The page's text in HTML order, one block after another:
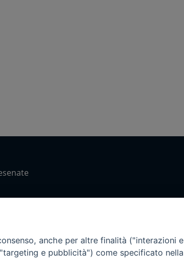
anche per altre finalità ("interazioni e
e pubblicità") come specificato nella